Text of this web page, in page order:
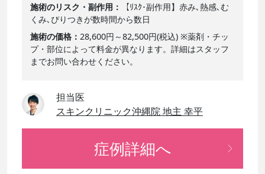
施術のリスク・副作用
【ﾘｽｸ･副作用】赤み､熱感､む
くみ､ぴりつきが数時間から数日
施術の価格
28,600円～82,500円(税込) ※薬剤・チッ
プ・部位によって料金が異なります。詳細はスタッフ
までお問い合わせください。
担当医
スキンクリニック沖縄院 地主 幸平
症例詳細へ